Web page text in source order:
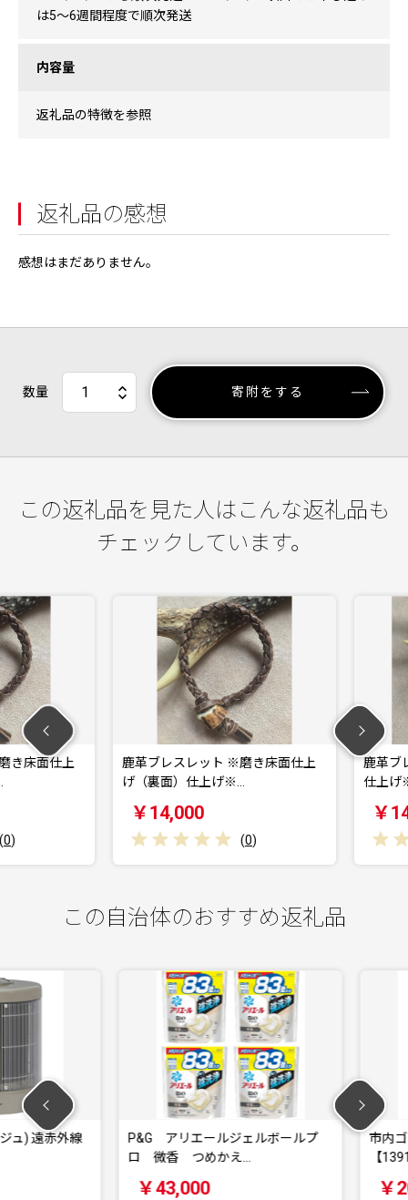
は5〜6週間程度で順次発送
内容量
返礼品の特徴を参照
返礼品の感想
感想はまだありません。
数量 寄附をする
この返礼品を見た人はこんな返礼品も
チェックしています。
面仕上
鹿革ブレスレット ※磨き床面仕上
げ（裏面）仕上げ※…
￥14,000
(0
鹿革ブレ
仕上げ※
￥
この自治体のおすすめ返礼品
遠赤外線
P&G アリエールジェルボールプ
ロ 微香 つめかえ…
￥43,000
市内ゴル
【
￥